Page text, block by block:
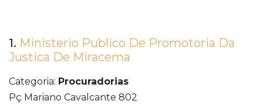
1. Ministerio Publico De Promotoria Da
Justica De Miracema
Categoria: Procuradorias
Pç Mariano Cavalcante 802